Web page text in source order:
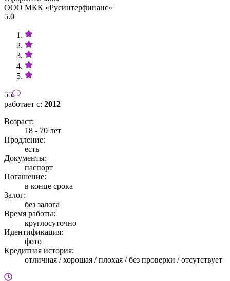
ООО МКК «Русинтерфинанс»
5.0
55
работает с: 2012
Возраст:
18 - 70 лет
Продление:
есть
Документы:
паспорт
Погашение:
в конце срока
Залог:
без залога
Время работы:
круглосуточно
Идентификация:
фото
Кредитная история:
отличная / хорошая / плохая / без проверки / отсутствует